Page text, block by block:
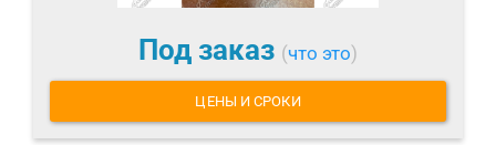
Под заказ (что это)
ЦЕНЫ И СРОКИ